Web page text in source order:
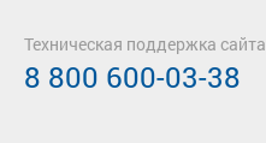
Техническая поддержка сайта
8 800 600-03-38